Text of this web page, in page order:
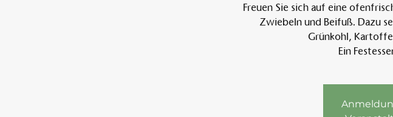
Freuen Sie sich auf eine
Zwiebeln und Beifuß. Dazu
Grünkohl,
Ein